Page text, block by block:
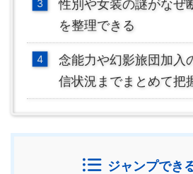
性別や女装の謎がなぜ
を整理できる
念能力や幻影旅団加入
信状況までまとめて把
ジャンプでき